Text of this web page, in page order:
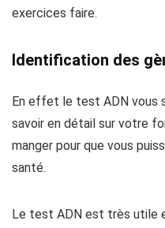
exercices faire.
Identification des
En effet le test ADN vous
savoir en détail sur votre
manger pour que vous
santé.
Le test ADN est très utile